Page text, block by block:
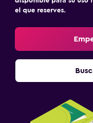
el que reserves.